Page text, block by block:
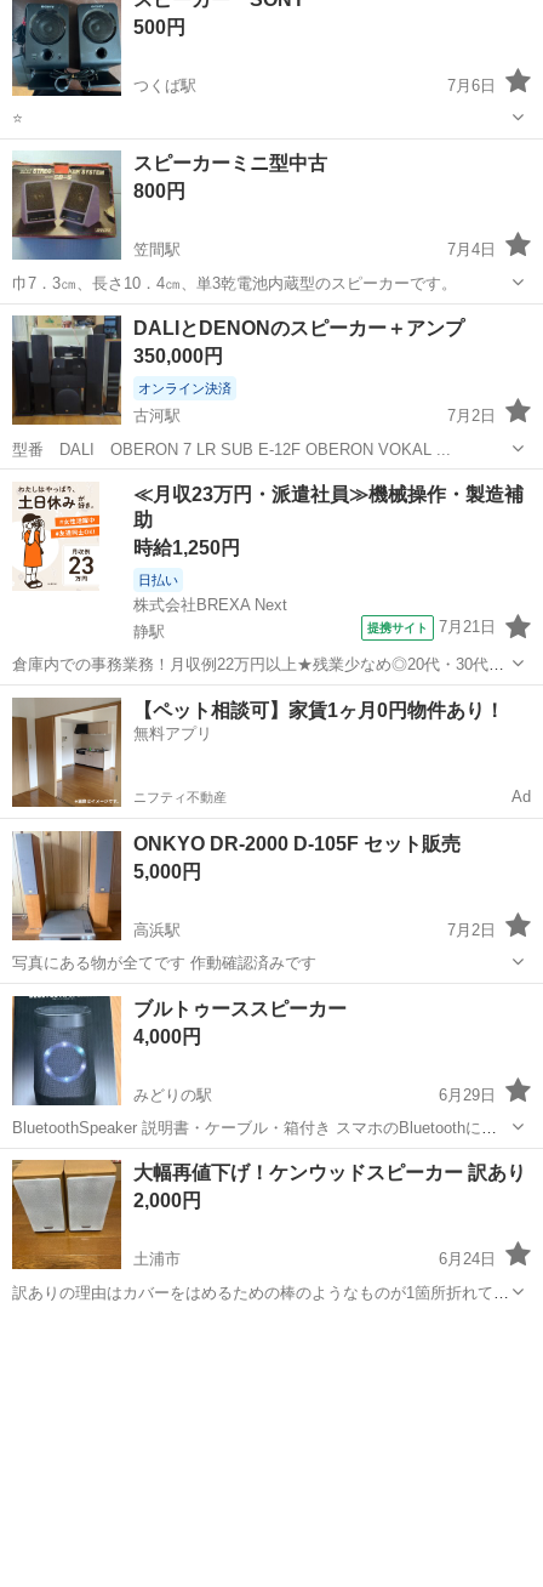
500円
つくば駅
7月6日
⭐️
茨城 つくば市 オーディオ
スピーカーミニ型中古
800円
笠間駅
7月4日
巾7．3㎝、長さ10．4㎝、単3乾電池内蔵型のスピーカーです。
茨城 笠間市
DALIとDENONのスピーカー＋アンプ
350,000円
オンライン決済
古河駅
7月2日
茨城 古河市 古河駅 オーディオ
≪月収23万円・派遣社員≫機械操作・製造補
助
時給1,250円
日払い
株式会社BREXA Next
静駅
提携サイト 7月21日
倉庫内での事務業務！月収例22万円以上★残業少なめ◎20代・30代・
40代の男女活躍中！空調完備で快適作業★食堂利用可◎マイカー通勤
OK◎無料駐車場完備！《茨城県常陸大宮市》 人気の工場のお仕事 ◇
電子部品製造倉庫内の事務...
茨城 常陸大宮市 静駅 その他
【ペット相談可】家賃1ヶ月0円物件あり！
無料アプリ
ニフティ不動産 Ad
ONKYO DR-2000 D-105F セット販売
5,000円
高浜駅
7月2日
写真にある物が全てです 作動確認済みです
茨城 小美玉市 高浜駅 オーディオ
ブルトゥーススピーカー
4,000円
みどりの駅
6月29日
BluetoothSpeaker 説明書・ケーブル・箱付き スマホのBluetoothに繋
げるだけで簡単にスピーカーになります。 キャンプやBBQの時などに
どうですか？ 接続確認済み
茨城 つくば市 みどりの駅 オーディオ
大幅再値下げ！ケンウッドスピーカー 訳あり
2,000円
土浦市
6月24日
訳ありの理由はカバーをはめるための棒のようなものが1箇所折れてし